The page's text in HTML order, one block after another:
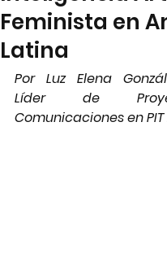
Feminista en
Latina
Por Luz Elena
Líder de
Comunicaciones en PIT